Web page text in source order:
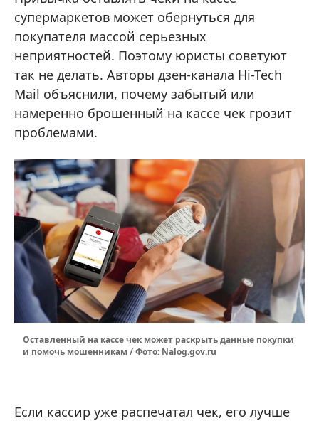
супермаркетов может обернуться для
покупателя массой серьезных
неприятностей. Поэтому юристы советуют
так не делать. Авторы дзен-канала Hi-Tech
Mail объяснили, почему забытый или
намеренно брошенный на кассе чек грозит
проблемами.
Оставленный на кассе чек может раскрыть данные покупки
и помочь мошенникам / Фото: Nalog.gov.ru
Если кассир уже распечатал чек, его лучше